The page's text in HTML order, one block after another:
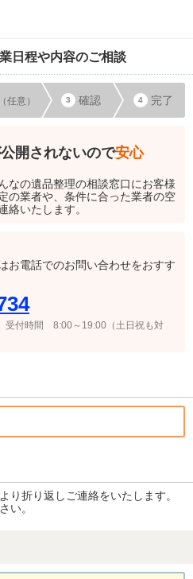
日程や内容のご相談
（任意） 確認 完了
開されないので安心
なの遺品整理の相談窓口にお客様
の業者や、条件に合った業者の空
絡いたします。
お電話でのお問い合わせをおすす
受付時間 8:00～19:00（土日祝も対
り折り返しご連絡をいたします。
い。